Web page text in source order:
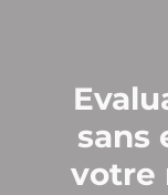
sans
votre